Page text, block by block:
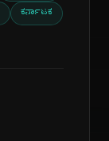
ಕರ್ನಾಟಕ